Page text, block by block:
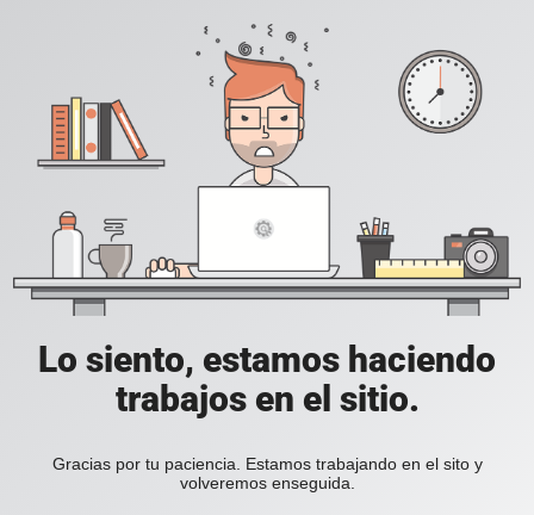
Lo siento, estamos haciendo
trabajos en el sitio.
Gracias por tu paciencia. Estamos trabajando en el sito y
volveremos enseguida.